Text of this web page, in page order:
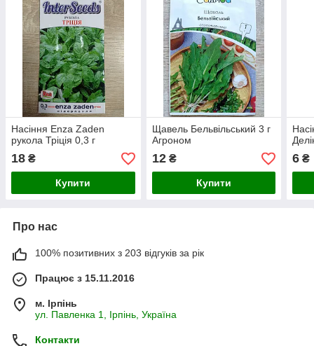
Насіння Enza Zaden
рукола Тріція 0,3 г
18 ₴
Купити
Щавель Бельвільський 3 г
Агроном
12₴
Купити
6 ₴
Про нас
100% позитивних з 203 відгуків за рік
Працює з 15.11.2016
м. Ірпінь
ул. Павленка 1, Ірпінь, Україна
Контакти